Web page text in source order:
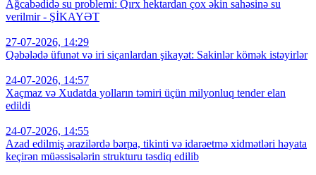
Ağcabədidə su problemi: Qırx hektardan çox əkin sahəsinə su
verilmir - ŞİKAYƏT
27-07-2026, 14:29
Qəbələdə üfunət və iri siçanlardan şikayət: Sakinlər kömək istəyirlər
24-07-2026, 14:57
Xaçmaz və Xudatda yolların təmiri üçün milyonluq tender elan
edildi
24-07-2026, 14:55
Azad edilmiş ərazilərdə bərpa, tikinti və idarəetmə xidmətləri həyata
keçirən müəssisələrin strukturu təsdiq edilib